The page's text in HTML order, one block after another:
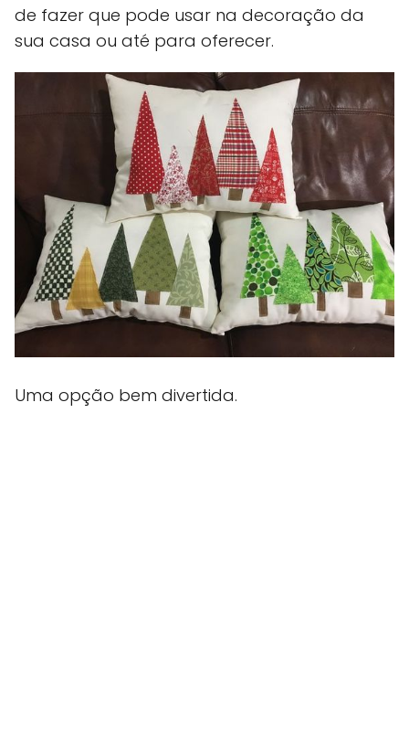
de fazer que pode usar na decoração da
sua casa ou até para oferecer.
Uma opção bem divertida.